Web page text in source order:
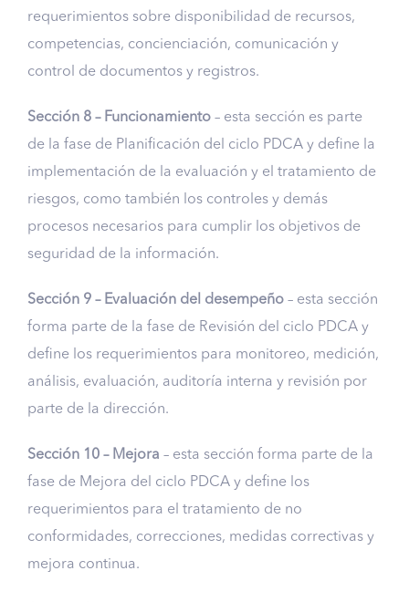
requerimientos sobre disponibilidad de recursos,
competencias, concienciación, comunicación y
control de documentos y registros.
Sección 8 – Funcionamiento – esta sección es parte
de la fase de Planificación del ciclo PDCA y define la
implementación de la evaluación y el tratamiento de
riesgos, como también los controles y demás
procesos necesarios para cumplir los objetivos de
seguridad de la información.
Sección 9 – Evaluación del desempeño – esta sección
forma parte de la fase de Revisión del ciclo PDCA y
define los requerimientos para monitoreo, medición,
análisis, evaluación, auditoría interna y revisión por
parte de la dirección.
Sección 10 – Mejora – esta sección forma parte de la
fase de Mejora del ciclo PDCA y define los
requerimientos para el tratamiento de no
conformidades, correcciones, medidas correctivas y
mejora continua.